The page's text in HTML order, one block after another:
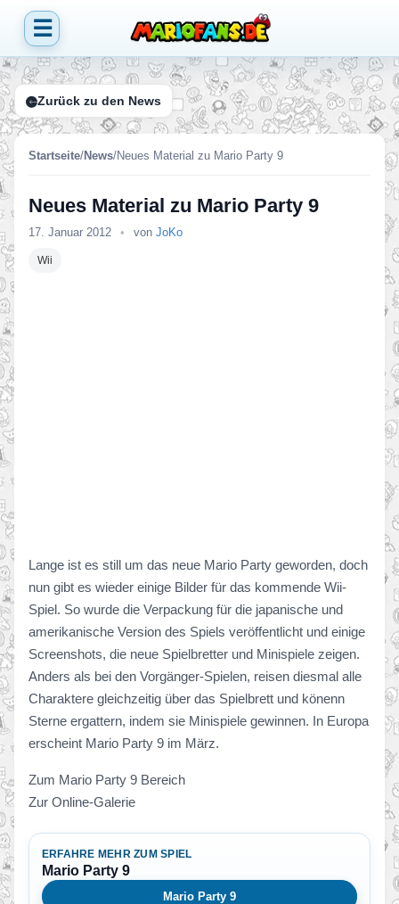
☰
Zurück zu den News
Startseite/News/Neues Material zu Mario Party 9
Neues Material zu Mario Party 9
17. Januar 2012 • von JoKo
Wii
Lange ist es still um das neue Mario Party geworden, doch
nun gibt es wieder einige Bilder für das kommende Wii-
Spiel. So wurde die Verpackung für die japanische und
amerikanische Version des Spiels veröffentlicht und einige
Screenshots, die neue Spielbretter und Minispiele zeigen.
Anders als bei den Vorgänger-Spielen, reisen diesmal alle
Charaktere gleichzeitig über das Spielbrett und könenn
Sterne ergattern, indem sie Minispiele gewinnen. In Europa
erscheint Mario Party 9 im März.
Zum Mario Party 9 Bereich
Zur Online-Galerie
ERFAHRE MEHR ZUM SPIEL
Mario Party 9
Mario Party 9